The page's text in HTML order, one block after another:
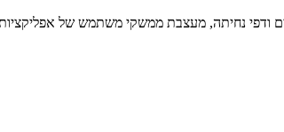
ודפי נחיתה, מעצבת ממשקי משתמש של אפליקציות